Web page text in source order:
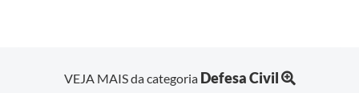
VEJA MAIS da categoria Defesa Civil